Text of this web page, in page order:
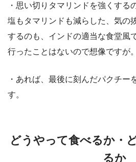
・思い切りタマリンドを強くする
塩もタマリンドも減らした、気の
するのも、インドの適当な食堂風
行ったことはないので想像ですが。
・あれば、最後に刻んだパクチー
す。
どうやって食べるか・
るか